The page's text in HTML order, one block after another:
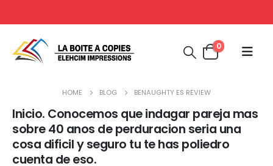
0
HOME BLOG BENAUGHTY ES REVIEW
Inicio. Conocemos que indagar pareja mas
sobre 40 anos de perduracion seri­a una
cosa dificil y seguro tu te has poliedro
cuenta de eso.